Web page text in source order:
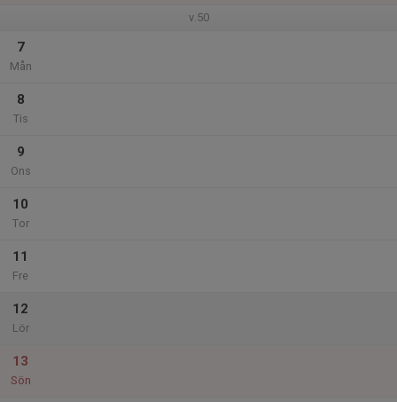
v.50
7
Mån
8
Tis
9
Ons
10
Tor
11
Fre
12
Lör
13
Sön